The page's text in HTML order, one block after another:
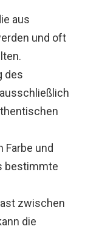
aus
und oft
des
Farbe und
bestimmte
zwischen
die